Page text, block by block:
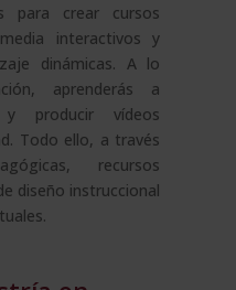
para crear cursos
interactivos y
dinámicas. A lo
aprenderás a
y producir vídeos
Todo ello, a través
recursos
diseño instruccional